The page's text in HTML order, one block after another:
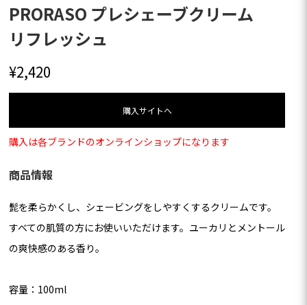
PRORASO プレシェーブクリーム
リフレッシュ
¥2,420
購⼊サイトへ
購入は各ブランドのオンラインショップになります
商品情報
髭を柔らかくし、シェービングをしやすくするクリームです。
すべての肌質の方にお使いいただけます。ユーカリとメントール
の爽快感のある香り。
容量：100ml